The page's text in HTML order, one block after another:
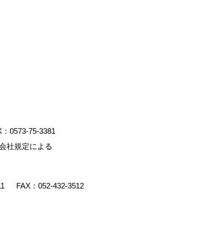
：0573-75-3381
社規定による
FAX：052-432-3512